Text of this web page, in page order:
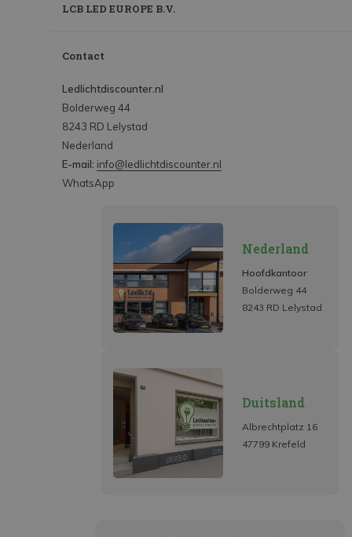
LCB LED EUROPE B.V.
Contact
Ledlichtdiscounter.nl
Bolderweg 44
8243 RD Lelystad
Nederland
E-mail: info@ledlichtdiscounter.nl
WhatsApp
Nederland
Hoofdkantoor
Bolderweg 44
8243 RD Lelystad
Duitsland
Albrechtplatz 16
47799 Krefeld